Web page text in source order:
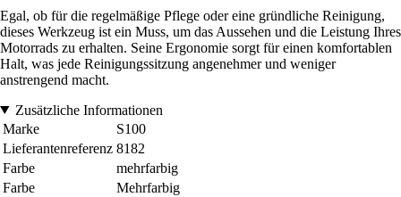
Egal, ob für die regelmäßige Pflege oder eine gründliche Reinigung,
dieses Werkzeug ist ein Muss, um das Aussehen und die Leistung Ihres
Motorrads zu erhalten. Seine Ergonomie sorgt für einen komfortablen
Halt, was jede Reinigungssitzung angenehmer und weniger
anstrengend macht.
Zusätzliche Informationen
Marke
S100
Lieferantenreferenz 8182
Farbe
mehrfarbig
Farbe
Mehrfarbig